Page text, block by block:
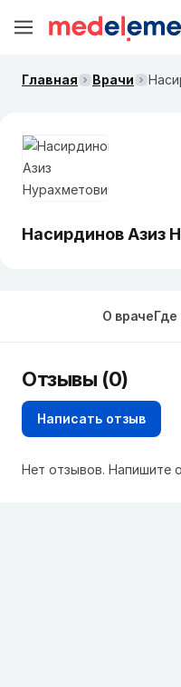
Главная Врачи
Насирдинов Азиз
О врачеГде
Отзывы (0)
Написать отзыв
Нет отзывов. Напишите